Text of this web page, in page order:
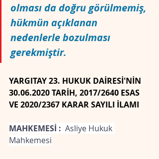
olması da doğru görülmemiş,
hükmün açıklanan
nedenlerle bozulması
gerekmiştir.
YARGITAY 23. HUKUK DAİRESİ'NİN
30.06.2020 TARİH, 2017/2640 ESAS
VE 2020/2367 KARAR SAYILI İLAMI
MAHKEMESİ :
  Asliye Hukuk
Mahkemesi